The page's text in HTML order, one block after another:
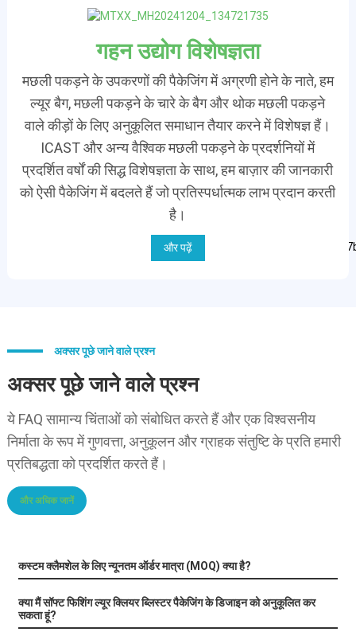
गहन उद्योग विशेषज्ञता
मछली पकड़ने के उपकरणों की पैकेजिंग में अग्रणी होने के नाते, हम
ल्यूर बैग, मछली पकड़ने के चारे के बैग और थोक मछली पकड़ने
वाले कीड़ों के लिए अनुकूलित समाधान तैयार करने में विशेषज्ञ हैं।
ICAST और अन्य वैश्विक मछली पकड़ने के प्रदर्शनियों में
प्रदर्शित वर्षों की सिद्ध विशेषज्ञता के साथ, हम बाज़ार की जानकारी
को ऐसी पैकेजिंग में बदलते हैं जो प्रतिस्पर्धात्मक लाभ प्रदान करती
है।
और पढ़ें
अक्सर पूछे जाने वाले प्रश्न
अक्सर पूछे जाने वाले प्रश्न
ये FAQ सामान्य चिंताओं को संबोधित करते हैं और एक विश्वसनीय
निर्माता के रूप में गुणवत्ता, अनुकूलन और ग्राहक संतुष्टि के प्रति हमारी
प्रतिबद्धता को प्रदर्शित करते हैं।
और अधिक जानें
कस्टम क्लैमशेल के लिए न्यूनतम ऑर्डर मात्रा (MOQ) क्या है?
क्या मैं सॉफ्ट फिशिंग ल्यूर क्लियर ब्लिस्टर पैकेजिंग के डिजाइन को अनुकूलित कर
सकता हूं?